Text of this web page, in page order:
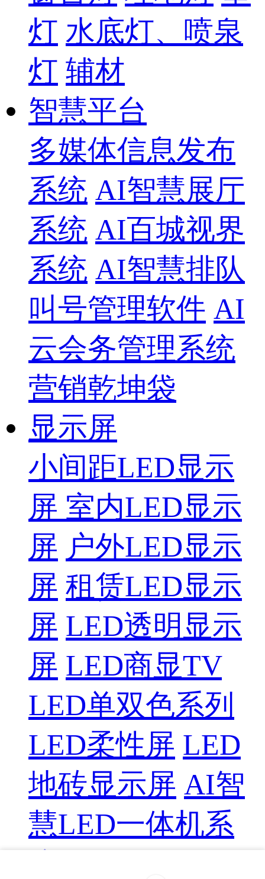
灯 水底灯、喷泉
灯 辅材
智慧平台
多媒体信息发布
系统 AI智慧展厅
系统 AI百城视界
系统 AI智慧排队
叫号管理软件 AI
云会务管理系统
营销乾坤袋
显示屏
小间距LED显示
屏 室内LED显示
屏 户外LED显示
屏 租赁LED显示
屏 LED透明显示
屏 LED商显TV
LED单双色系列
LED柔性屏 LED
地砖显示屏 AI智
慧LED一体机系